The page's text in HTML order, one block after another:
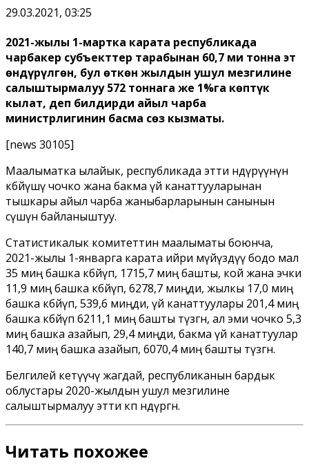
29.03.2021, 03:25
2021-жылы 1-мартка карата республикада
чарбакер субъекттер тарабынан 60,7 миң тонна эт
өндүрүлгөн, бул өткөн жылдын ушул мезгилине
салыштырмалуу 572 тоннага же 1%га көптүк
кылат, деп билдирди айыл чарба
министрлигинин басма сөз кызматы.
[news 30105]
Маалыматка ылайык, республикада этти өндүрүүнүн
көбөйүшү чочко жана бакма үй канаттууларынан
тышкары айыл чарба жаныбарларынын санынын
өсүшүнө байланыштуу.
Статистикалык комитеттин маалыматы боюнча,
2021-жылы 1-январга карата ийри мүйүздүү бодо мал
35 миң башка көбөйүп, 1715,7 миң башты, кой жана эчки
11,9 миң башка көбөйүп, 6278,7 миңди, жылкы 17,0 миң
башка көбөйүп, 539,6 миңди, үй канаттуулары 201,4 миң
башка көбөйүп 6211,1 миң башты түзгөн, ал эми чочко 5,3
миң башка азайып, 29,4 миңди, бакма үй канаттуулар
140,7 миң башка азайып, 6070,4 миң башты түзгөн.
Белгилей кетүүчү жагдай, республиканын бардык
облустары 2020-жылдын ушул мезгилине
салыштырмалуу этти көп өндүргөн.
Читать похожее